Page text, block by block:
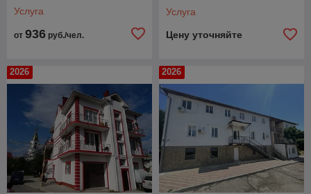
Услуга
от 936 руб./чел.
Услуга
Цену уточняйте
2026 2026